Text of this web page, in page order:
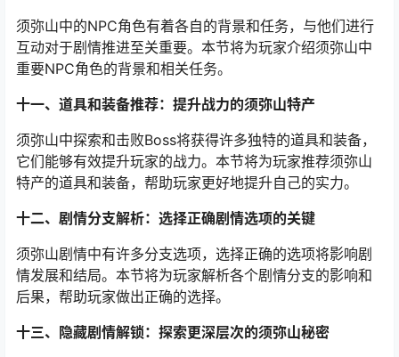
须弥山中的NPC角色有着各自的背景和任务，与他们进行
互动对于剧情推进至关重要。本节将为玩家介绍须弥山中
重要NPC角色的背景和相关任务。
十一、道具和装备推荐：提升战力的须弥山特产
须弥山中探索和击败Boss将获得许多独特的道具和装备，
它们能够有效提升玩家的战力。本节将为玩家推荐须弥山
特产的道具和装备，帮助玩家更好地提升自己的实力。
十二、剧情分支解析：选择正确剧情选项的关键
须弥山剧情中有许多分支选项，选择正确的选项将影响剧
情发展和结局。本节将为玩家解析各个剧情分支的影响和
后果，帮助玩家做出正确的选择。
十三、隐藏剧情解锁：探索更深层次的须弥山秘密